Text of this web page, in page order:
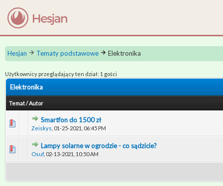
Hesjan Tematy podstawowe Elektronika
Użytkownicy przeglądający ten dział: 1 gości
Elektronika
Temat/Autor
Smartfon do 1500 zł
Zeiskys 01-25-2021, 06:45 PM
0 głosów - średnia ocena: 0 na 5 gwiazdek
Lampy solarne w ogrodzie - co sądzicie?
Osuf, 02-13-2021, 10:50 AM
0 głosów - średnia ocena: 0 na 5 gwiazdek
123 5